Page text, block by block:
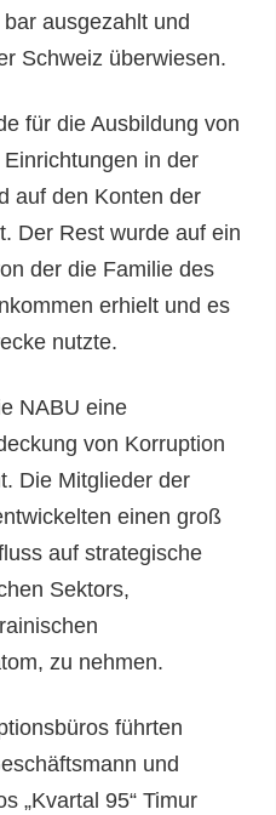
ausgezahlt und
Schweiz überwiesen.
für die Ausbildung von
in der
auf den Konten der
Der Rest wurde auf ein
der die Familie des
erhielt und es
nutzte.
NABU eine
von Korruption
Die Mitglieder der
einen groß
auf strategische
Sektors,
zu nehmen.
führten
und
„Kvartal 95“ Timur